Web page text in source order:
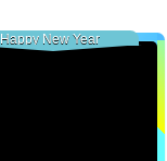
Happy New Year